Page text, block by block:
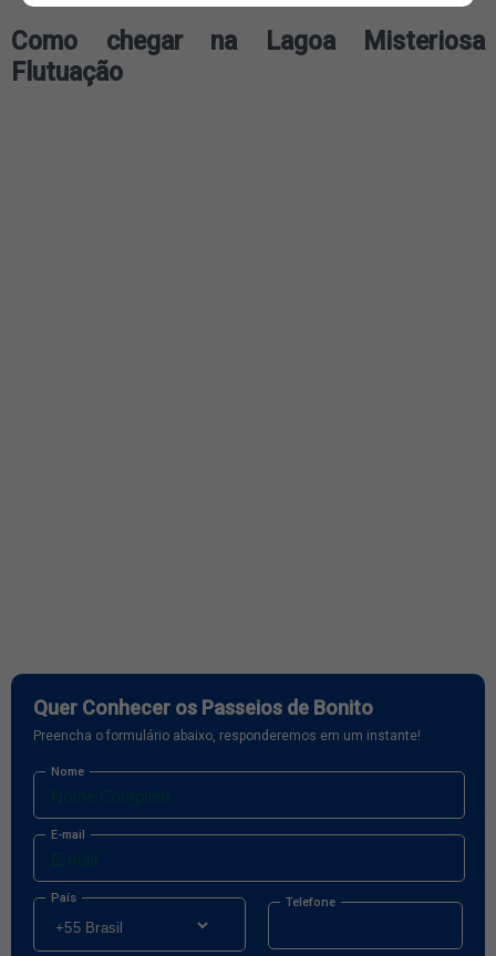
Como chegar na Lagoa Misteriosa
Flutuação
Quer Conhecer os Passeios de Bonito
Preencha o formulário abaixo, responderemos em um instante!
Nome
E-mail
País Telefone